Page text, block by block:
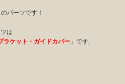
パーツです！
は
ラケット・ガイドカバー 」です。